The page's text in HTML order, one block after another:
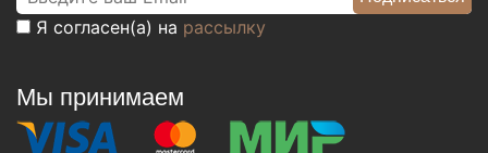
Я согласен(а) на рассылку
Мы принимаем